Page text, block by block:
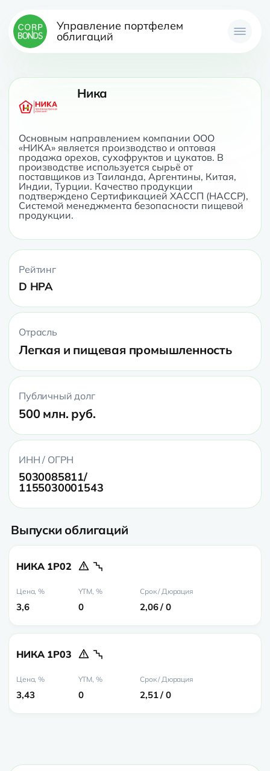
Управление портфелем
облигаций
Ника
Основным направлением компании ООО
«НИКА» является производство и оптовая
продажа орехов, сухофруктов и цукатов. В
производстве используется сырьё от
поставщиков из Таиланда, Аргентины, Китая,
Индии, Турции. Качество продукции
подтверждено Сертификацией ХАССП (HACCP),
Системой менеджмента безопасности пищевой
продукции.
Рейтинг
D НРА
Отрасль
Легкая и пищевая промышленность
Публичный долг
500 млн. руб.
ИНН / ОГРН
5030085811/
1155030001543
Выпуски облигаций
НИКА 1Р02
3,6 0 2,06 / 0
НИКА 1Р03
3,43 0 2,51 / 0